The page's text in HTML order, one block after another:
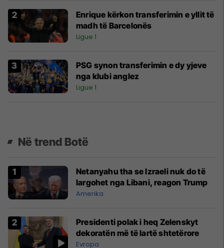
Enrique kërkon transferimin e yllit të
madh të Barcelonës
Ligue 1
PSG synon transferimin e dy yjeve
nga klubi anglez
Ligue 1
Në trend Botë
Netanyahu tha se Izraeli nuk do të
largohet nga Libani, reagon Trump
Amerika
Presidenti polak i heq Zelenskyt
dekoratën më të lartë shtetërore
Evropa